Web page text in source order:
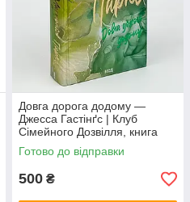
Довга дорога додому —
Джесса Гастінґс | Клуб
Сімейного Дозвілля, книга
українською, нова, тверда
Готово до відправки
500 ₴